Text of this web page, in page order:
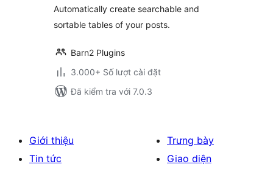
Automatically create searchable and
sortable tables of your posts.
Barn2 Plugins
3.000+ Số lượt cài đặt
Đã kiểm tra với 7.0.3
Giới thiệu
Tin tức
Trưng bày
Giao diện